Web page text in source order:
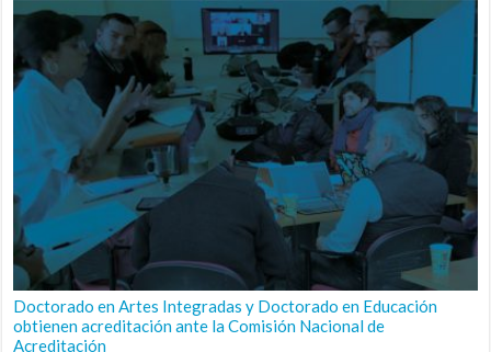
Doctorado en Artes Integradas y Doctorado en Educación
obtienen acreditación ante la Comisión Nacional de
Acreditación